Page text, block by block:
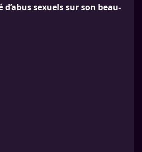
d’abus sexuels sur son beau-